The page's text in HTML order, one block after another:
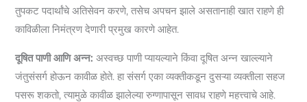
तुपकट पदार्थांचे अतिसेवन करणे, तसेच अपचन झाले असतानाही खात राहणे ही
काविळीला निमंत्रण देणारी प्रमुख कारणे आहेत.
दूषित पाणी आणि अन्न: अस्वच्छ पाणी प्यायल्याने किंवा दूषित अन्न खाल्ल्याने
जंतुसंसर्ग होऊन कावीळ होते. हा संसर्ग एका व्यक्तीकडून दुसऱ्या व्यक्तीला सहज
पसरू शकतो, त्यामुळे कावीळ झालेल्या रुग्णापासून सावध राहणे महत्त्वाचे आहे.